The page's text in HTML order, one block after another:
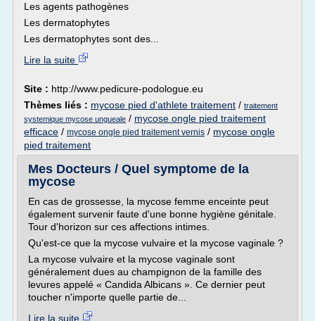
Les agents pathogènes
Les dermatophytes
Les dermatophytes sont des...
Lire la suite
Site : http://www.pedicure-podologue.eu
Thèmes liés : mycose pied d'athlete traitement / traitement
systemique mycose ungueale / mycose ongle pied traitement
efficace / mycose ongle pied traitement vernis / mycose ongle
pied traitement
Mes Docteurs / Quel symptome de la
mycose
En cas de grossesse, la mycose femme enceinte peut
également survenir faute d'une bonne hygiène génitale.
Tour d'horizon sur ces affections intimes.
Qu'est-ce que la mycose vulvaire et la mycose vaginale ?
La mycose vulvaire et la mycose vaginale sont
généralement dues au champignon de la famille des
levures appelé « Candida Albicans ». Ce dernier peut
toucher n'importe quelle partie de...
Lire la suite